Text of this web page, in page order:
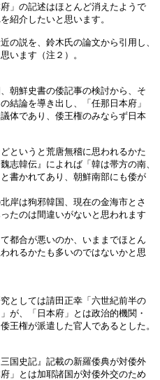
」の記述はほとんど消えたようで
紹介したいと思います。
説を、鈴木氏の論文から引用し、
います（注２）。
鮮史書の倭記事の検討から、そ
結論を導き出し、「任那日本府」
体であり、倭王権のみならず日本
というと荒唐無稽に思われるかた
志韓伝』によれば「韓は帯方の南、
書かれてあり、朝鮮南部にも倭が
は狗邪韓国、現在の金海市とさ
たのは間違いがないと思われます
合が悪いのか、いままでほとん
れるかたも多いのではないかと思
としては請田正幸「六世紀前半の
が、「日本府」とは政治的機関・
王権が派遣した官人であるとした。
史記』記載の新羅倭典が対倭外
」とは加耶諸国が対倭外交のため